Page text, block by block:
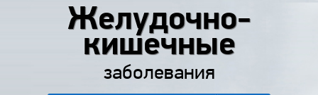
Желудочно-
кишечные
заболевания